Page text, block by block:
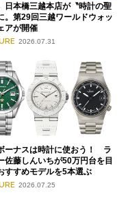
日本橋三越本店が〝時計の聖
。第29回三越ワールドウォッ
アが開催
2026.07.31
ーナスは時計に使おう！ ラ
佐藤しんいちが50万円台を目
すすめモデルを5本選ぶ
2026.07.25